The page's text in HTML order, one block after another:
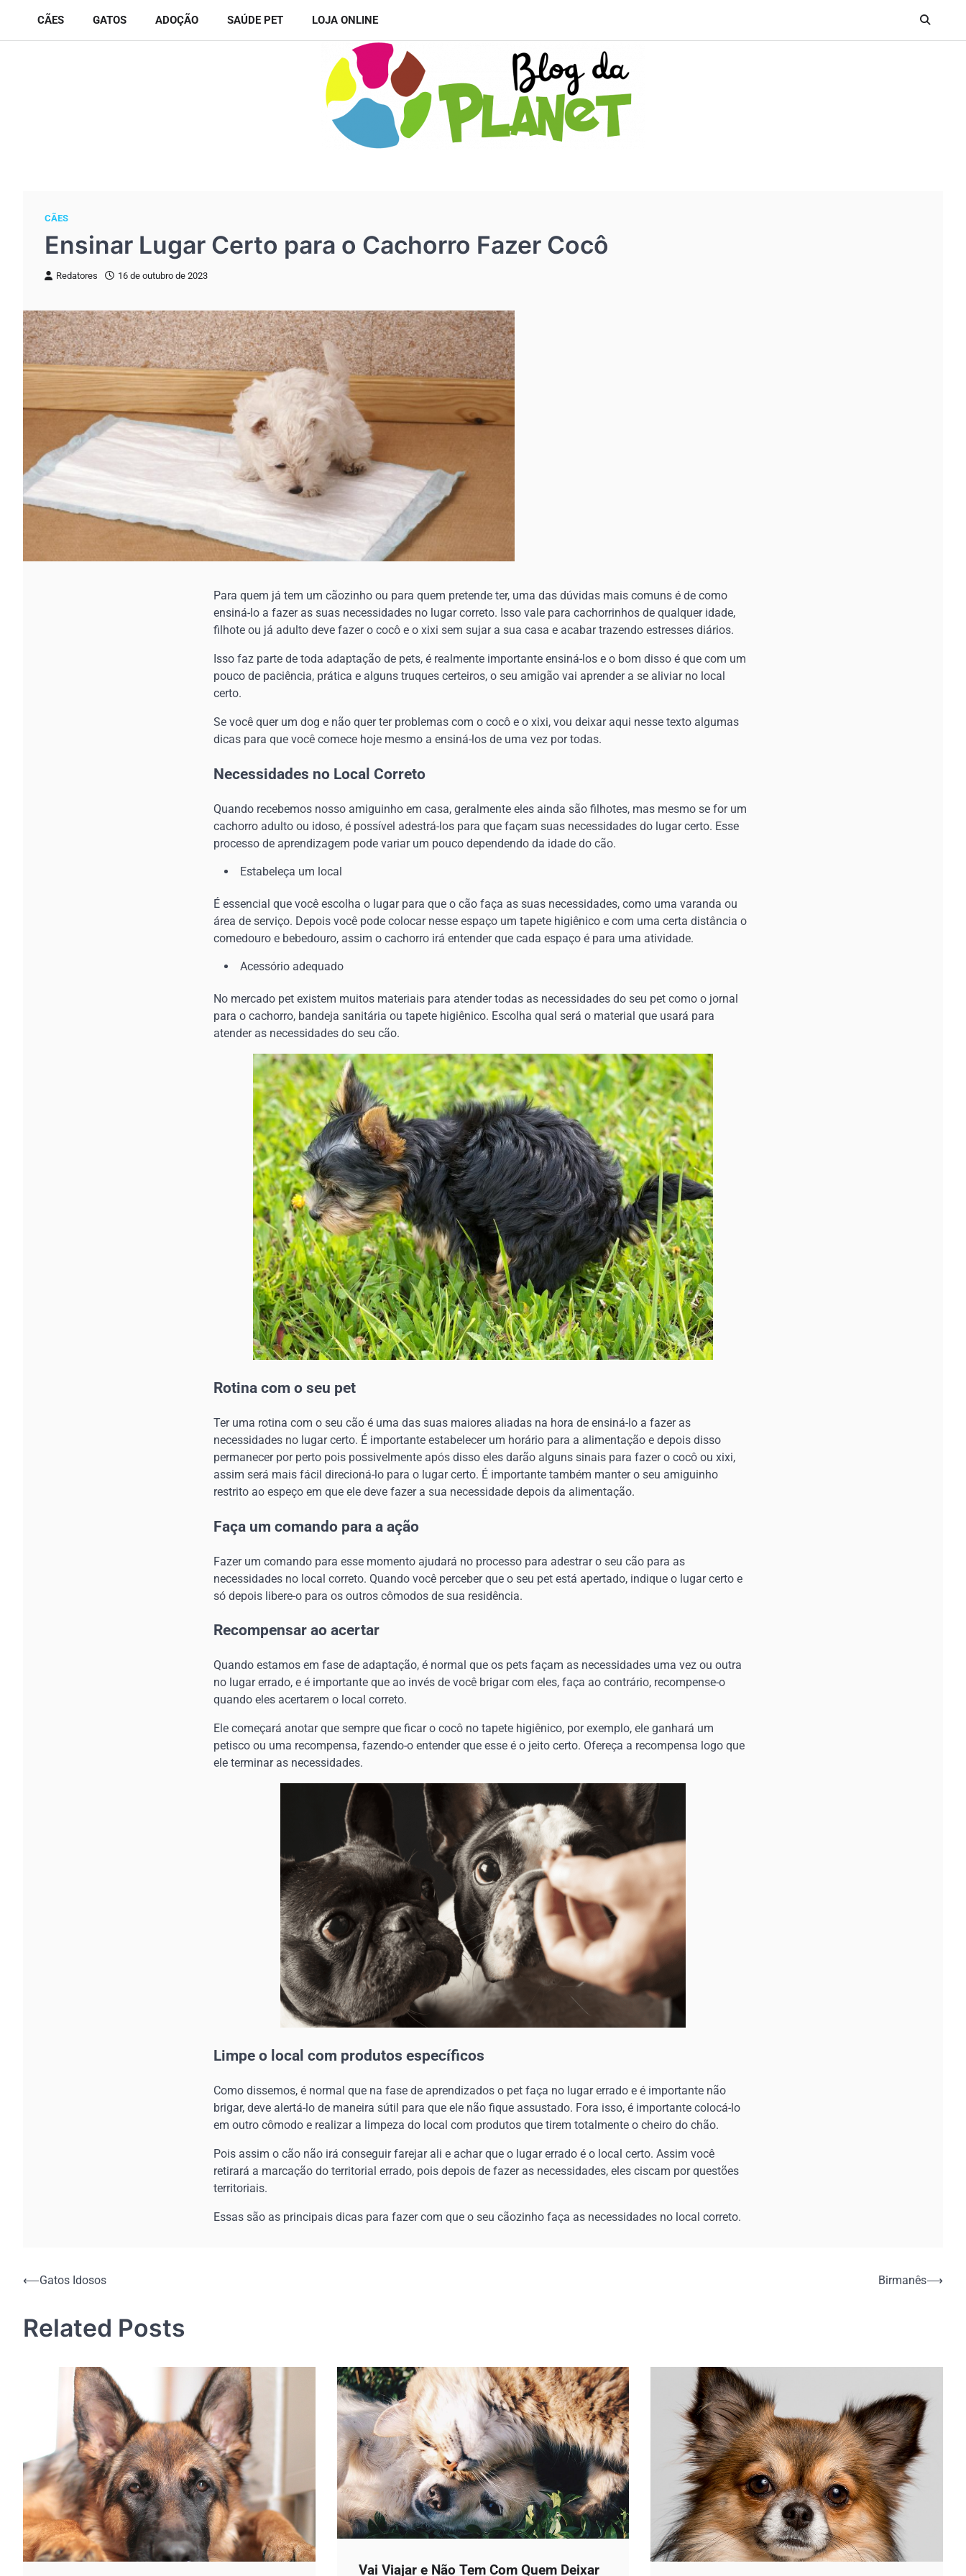
content
CÃES GATOS ADOÇÃO SAÚDE PET LOJA ONLINE
CÃES
Ensinar Lugar Certo para o Cachorro Fazer Cocô
Redatores 16 de outubro de 2023
Para quem já tem um cãozinho ou para quem pretende ter, uma das dúvidas mais comuns é de como
ensiná-lo a fazer as suas necessidades no lugar correto. Isso vale para cachorrinhos de qualquer idade,
filhote ou já adulto deve fazer o cocô e o xixi sem sujar a sua casa e acabar trazendo estresses diários.
Isso faz parte de toda adaptação de pets, é realmente importante ensiná-los e o bom disso é que com um
pouco de paciência, prática e alguns truques certeiros, o seu amigão vai aprender a se aliviar no local
certo.
Se você quer um dog e não quer ter problemas com o cocô e o xixi, vou deixar aqui nesse texto algumas
dicas para que você comece hoje mesmo a ensiná-los de uma vez por todas.
Necessidades no Local Correto
Quando recebemos nosso amiguinho em casa, geralmente eles ainda são filhotes, mas mesmo se for um
cachorro adulto ou idoso, é possível adestrá-los para que façam suas necessidades do lugar certo. Esse
processo de aprendizagem pode variar um pouco dependendo da idade do cão.
Estabeleça um local
É essencial que você escolha o lugar para que o cão faça as suas necessidades, como uma varanda ou
área de serviço. Depois você pode colocar nesse espaço um tapete higiênico e com uma certa distância o
comedouro e bebedouro, assim o cachorro irá entender que cada espaço é para uma atividade.
Acessório adequado
No mercado pet existem muitos materiais para atender todas as necessidades do seu pet como o jornal
para o cachorro, bandeja sanitária ou tapete higiênico. Escolha qual será o material que usará para
atender as necessidades do seu cão.
Rotina com o seu pet
Ter uma rotina com o seu cão é uma das suas maiores aliadas na hora de ensiná-lo a fazer as
necessidades no lugar certo. É importante estabelecer um horário para a alimentação e depois disso
permanecer por perto pois possivelmente após disso eles darão alguns sinais para fazer o cocô ou xixi,
assim será mais fácil direcioná-lo para o lugar certo. É importante também manter o seu amiguinho
restrito ao espeço em que ele deve fazer a sua necessidade depois da alimentação.
Faça um comando para a ação
Fazer um comando para esse momento ajudará no processo para adestrar o seu cão para as
necessidades no local correto. Quando você perceber que o seu pet está apertado, indique o lugar certo e
só depois libere-o para os outros cômodos de sua residência.
Recompensar ao acertar
Quando estamos em fase de adaptação, é normal que os pets façam as necessidades uma vez ou outra
no lugar errado, e é importante que ao invés de você brigar com eles, faça ao contrário, recompense-o
quando eles acertarem o local correto.
Ele começará anotar que sempre que ficar o cocô no tapete higiênico, por exemplo, ele ganhará um
petisco ou uma recompensa, fazendo-o entender que esse é o jeito certo. Ofereça a recompensa logo que
ele terminar as necessidades.
Limpe o local com produtos específicos
Como dissemos, é normal que na fase de aprendizados o pet faça no lugar errado e é importante não
brigar, deve alertá-lo de maneira sútil para que ele não fique assustado. Fora isso, é importante colocá-lo
em outro cômodo e realizar a limpeza do local com produtos que tirem totalmente o cheiro do chão.
Pois assim o cão não irá conseguir farejar ali e achar que o lugar errado é o local certo. Assim você
retirará a marcação do territorial errado, pois depois de fazer as necessidades, eles ciscam por questões
territoriais.
Essas são as principais dicas para fazer com que o seu cãozinho faça as necessidades no local correto.
Navegação
Post
⟵Gatos Idosos Birmanês⟶
Related Posts
Vai Viajar e Não Tem Com Quem Deixar